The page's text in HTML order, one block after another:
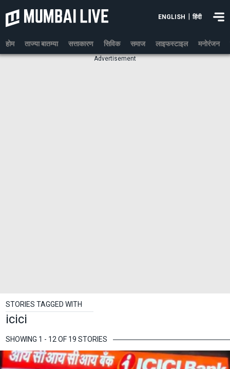
ENGLISH हिंदी
होम ताज्या बातम्या सत्ताकारण सिविक समाज लाइफस्टाइल मनोरंजन
Advertisement
STORIES TAGGED WITH
icici
SHOWING 1 - 12 OF 19 STORIES